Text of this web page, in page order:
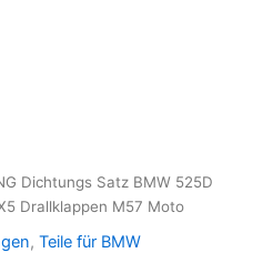
Dichtungs Satz BMW 525D
Drallklappen M57 Moto
, Teile für BMW